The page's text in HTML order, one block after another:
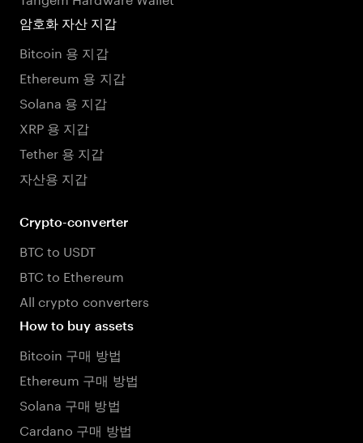
암호화 자산 지갑
Bitcoin 용 지갑
Ethereum 용 지갑
Solana 용 지갑
XRP 용 지갑
Tether 용 지갑
자산용 지갑
Crypto-converter
BTC to USDT
BTC to Ethereum
All crypto converters
How to buy assets
Bitcoin 구매 방법
Ethereum 구매 방법
Solana 구매 방법
Cardano 구매 방법